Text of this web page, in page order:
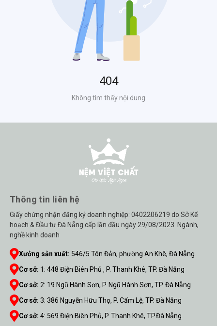
Thông tin liên hệ
Giấy chứng nhận đăng ký doanh nghiệp: 0402206219 do Sở Kế
hoạch & Đầu tư Đà Nẵng cấp lần đầu ngày 29/08/2023. Ngành,
nghề kinh doanh
Xưởng sản xuất: 546/5 Tôn Đản, phường An Khê, Đà Nẵng
Cơ sở: 1 : 448 Điện Biên Phủ , P. Thanh Khê, TP. Đà Nẵng
Cơ sở: 2: 19 Ngũ Hành Sơn, P. Ngũ Hành Sơn, TP. Đà Nẵng
Cơ sở: 3: 386 Nguyễn Hữu Thọ, P. Cẩm Lệ, TP. Đà Nẵng
Cơ sở: 4: 569 Điện Biên Phủ, P. Thanh Khê, TP.Đà Nẵng